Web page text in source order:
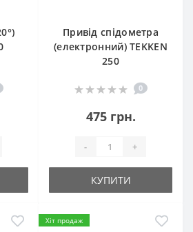
Привід спідометра
(електронний) TEKKEN
250
0
475 грн.
- +
КУПИТИ
Хіт продаж